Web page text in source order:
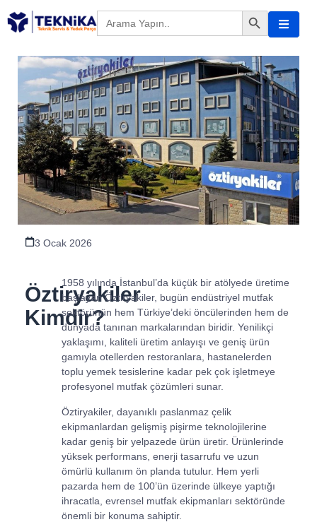
Search
for:
Search Button
3 Ocak 2026
Öztiryakiler
Kimdir?
1958 yılında İstanbul’da küçük bir atölyede üretime
başlayan Öztiryakiler, bugün endüstriyel mutfak
sektörünün hem Türkiye’deki öncülerinden hem de
dünyada tanınan markalarından biridir. Yenilikçi
yaklaşımı, kaliteli üretim anlayışı ve geniş ürün
gamıyla otellerden restoranlara, hastanelerden
toplu yemek tesislerine kadar pek çok işletmeye
profesyonel mutfak çözümleri sunar.
Öztiryakiler, dayanıklı paslanmaz çelik
ekipmanlardan gelişmiş pişirme teknolojilerine
kadar geniş bir yelpazede ürün üretir. Ürünlerinde
yüksek performans, enerji tasarrufu ve uzun
ömürlü kullanım ön planda tutulur. Hem yerli
pazarda hem de 100’ün üzerinde ülkeye yaptığı
ihracatla, evrensel mutfak ekipmanları sektöründe
önemli bir konuma sahiptir.